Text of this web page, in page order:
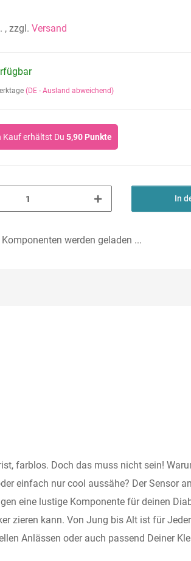
, zzgl. Versand
(DE - Ausland abweichend)
Kauf erhältst Du 5,90 Punkte
In
Komponenten werden geladen ...
farblos. Doch das muss nicht sein!
einfach nur cool aussähe? Der Sensor
eine lustige Komponente für deinen
zieren kann. Von Jung bis Alt ist für
Anlässen oder auch passend Deiner